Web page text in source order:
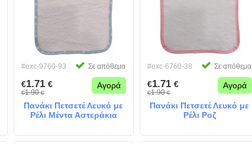
#exc-9760-93 Σε απόθεμα
€1.71 €
€1.90€
Αγορά
Πανάκι Πετσετέ Λευκό με
Ρέλι Μέντα Αστεράκια
#exc-6760-38 Σε απόθεμα
€1.71 €
€1.90€
Αγορά
Πανάκι Πετσετέ Λευκό με
Ρέλι Ροζ